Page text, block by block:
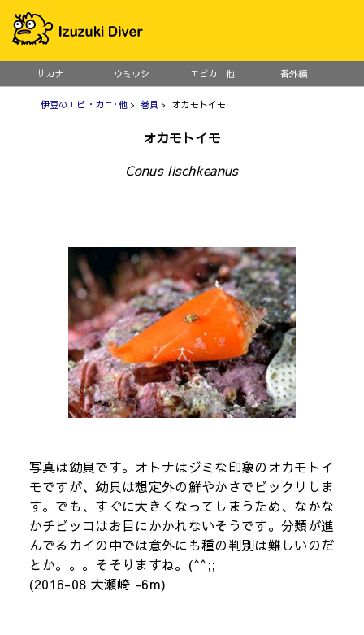
サカナ ウミウシ エビカニ他 番外編
伊豆のエビ・カニ･他> 巻貝 > オカモトイモ
オカモトイモ
Conus lischkeanus
写真は幼貝です。オトナはジミな印象のオカモトイ
モですが、幼貝は想定外の鮮やかさでビックリしま
す。でも、すぐに大きくなってしまうため、なかな
かチビッコはお目にかかれないそうです。分類が進
んでるカイの中では意外にも種の判別は難しいのだ
とか。。。そそりますね。(^^;;
(2016-08 大瀬崎 -6m)